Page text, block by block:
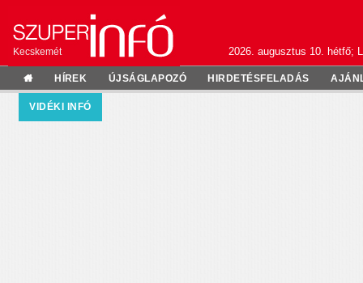
Kecskemét 2026. augusztus 10. hétfő;
HÍREK ÚJSÁGLAPOZÓ HIRDETÉSFELADÁS
VIDÉKI INFÓ